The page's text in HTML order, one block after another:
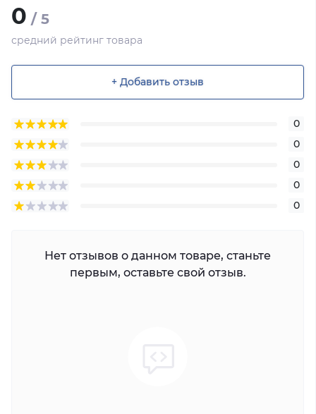
0 / 5
средний рейтинг товара
+ Добавить отзыв
0
0
0
0
0
Нет отзывов о данном товаре, станьте
первым, оставьте свой отзыв.